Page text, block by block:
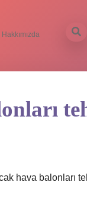
Hakkımızda
hava balonları